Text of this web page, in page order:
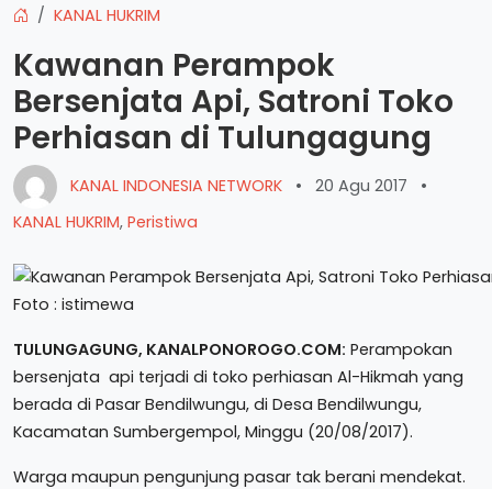
KANAL HUKRIM
Kawanan Perampok
Bersenjata Api, Satroni Toko
Perhiasan di Tulungagung
KANAL INDONESIA NETWORK • 20 Agu 2017
•
KANAL HUKRIM, Peristiwa
Foto : istimewa
TULUNGAGUNG, KANALPONOROGO.COM: Perampokan
bersenjata api terjadi di toko perhiasan Al-Hikmah yang
berada di Pasar Bendilwungu, di Desa Bendilwungu,
Kacamatan Sumbergempol, Minggu (20/08/2017).
Warga maupun pengunjung pasar tak berani mendekat.